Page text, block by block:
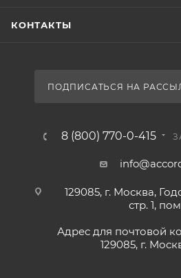
КОНТАКТЫ
ПОДПИСАТЬСЯ НА
8 (800) 770-0-415
129085, г. Москва,
стр. 1,
Адрес для почтовой
129085, г.